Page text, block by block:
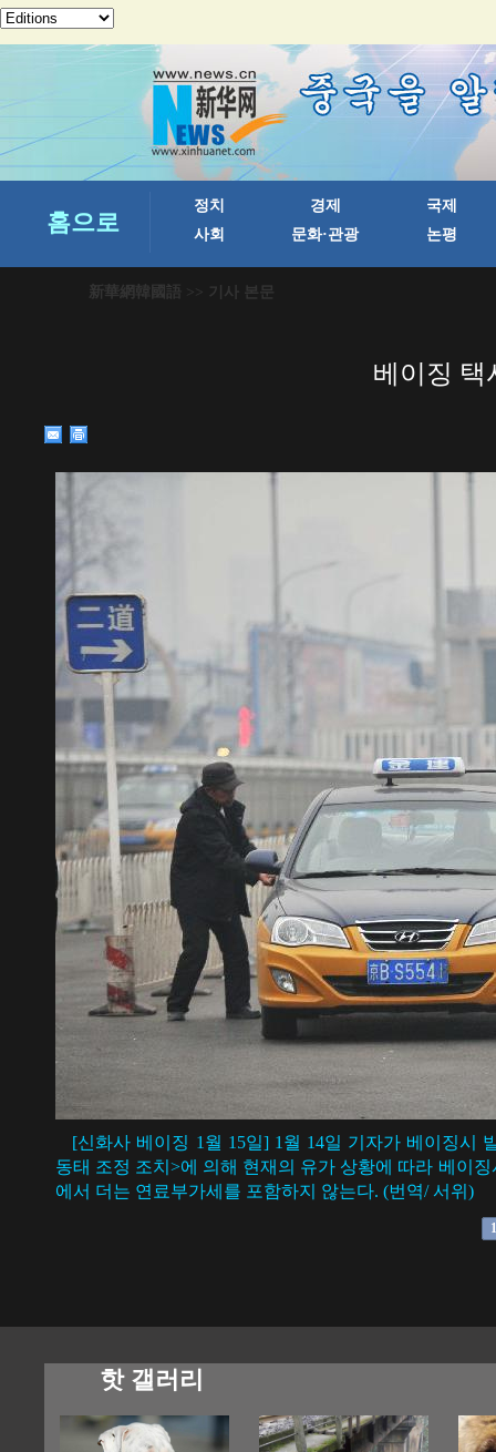
新華網韓國語 >> 기사 본문
베이징 택
[신화사 베이징 1월 15일] 1월 14일 기자가 베이징시
동태 조정 조치>에 의해 현재의 유가 상황에 따라 베이
에서 더는 연료부가세를 포함하지 않는다. (번역/ 서위)
1
핫 갤러리